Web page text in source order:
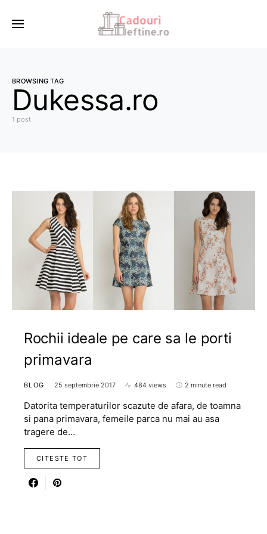
BROWSING TAG
Dukessa.ro
1 post
Rochii ideale pe care sa le porti
primavara
BLOG 25 septembrie 2017 484 views 2 minute read
Datorita temperaturilor scazute de afara, de toamna
si pana primavara, femeile parca nu mai au asa
tragere de…
CITESTE TOT